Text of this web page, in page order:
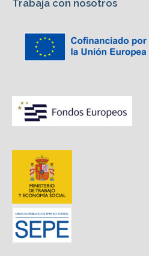
Trabaja con nosotros